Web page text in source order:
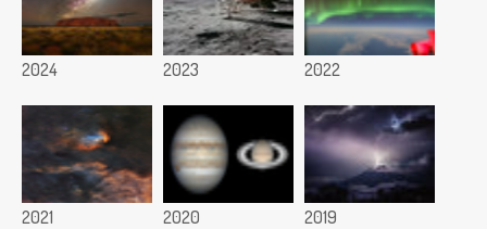
2024 2023 2022
2021 2020 2019